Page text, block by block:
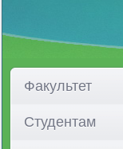
Факультет
Студентам